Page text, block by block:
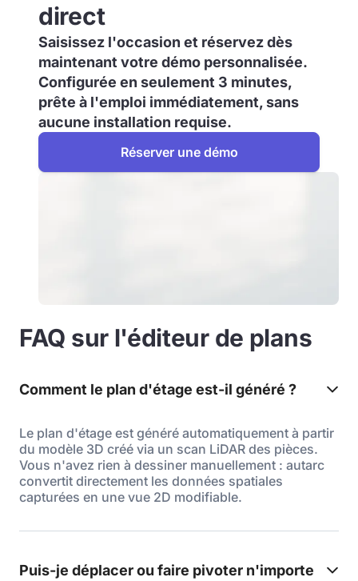
direct
Saisissez l'occasion et réservez dès
maintenant votre démo personnalisée.
Configurée en seulement 3 minutes,
prête à l'emploi immédiatement, sans
aucune installation requise.
Réserver une démo
FAQ sur l'éditeur de plans
Comment le plan d'étage est-il généré ?
Le plan d'étage est généré automatiquement à partir
du modèle 3D créé via un scan LiDAR des pièces.
Vous n'avez rien à dessiner manuellement : autarc
convertit directement les données spatiales
capturées en une vue 2D modifiable.
Puis-je déplacer ou faire pivoter n'importe